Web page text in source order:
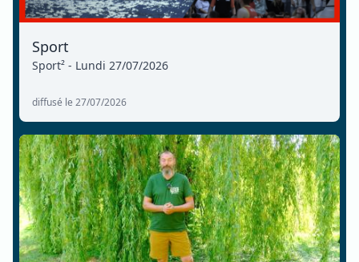
Sport
Sport² - Lundi 27/07/2026
diffusé le 27/07/2026